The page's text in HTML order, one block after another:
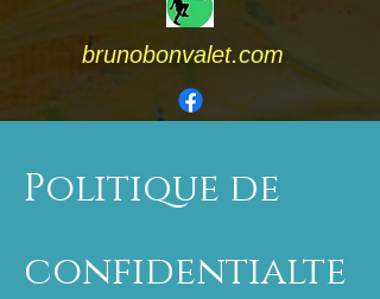
brunobonvalet.com
Politique de
confidentialte